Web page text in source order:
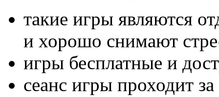
такие игры являются
и хорошо снимают
игры бесплатные и
сеанс игры проходит